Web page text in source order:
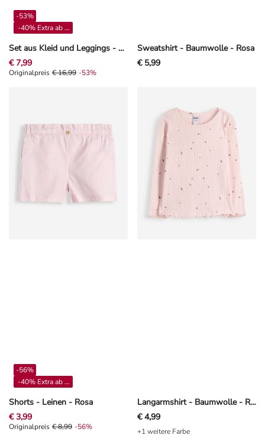
Set aus Kleid und Leggings - Musselin - Off-White
-53%
-40% Extra ab 4**
€ 7,99
Originalpreis € 16,99, Rabat -53%
Originalpreis € 16,99 -53%
Sweatshirt - Baumwolle - Rosa
€ 5,99
Shorts - Leinen - Rosa
-56%
-40% Extra ab 4**
€ 3,99
Originalpreis € 8,99, Rabat -56%
Originalpreis € 8,99 -56%
Langarmshirt - Baumwolle - Rosa
€ 4,99
+1 weitere Farbe